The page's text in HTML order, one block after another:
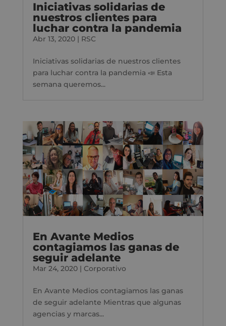
Iniciativas solidarias de
nuestros clientes para
luchar contra la pandemia
Abr 13, 2020| RSC
Iniciativas solidarias de nuestros clientes
para luchar contra la pandemia 📣 Esta
semana queremos...
En Avante Medios
contagiamos las ganas de
seguir adelante
Mar 24, 2020| Corporativo
En Avante Medios contagiamos las ganas
de seguir adelante Mientras que algunas
agencias y marcas...